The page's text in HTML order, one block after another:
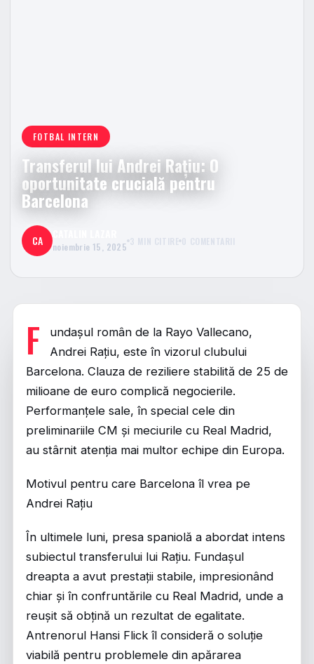
FOTBAL INTERN
Transferul lui Andrei Rațiu: O
oportunitate crucială pentru
Barcelona
CA noiembrie 15, 2025 3 MIN CITIRE 0 COMENTARII
F
undașul român de la Rayo Vallecano,
Andrei Rațiu, este în vizorul clubului
Barcelona. Clauza de reziliere stabilită de 25 de
milioane de euro complică negocierile.
Performanțele sale, în special cele din
preliminariile CM și meciurile cu Real Madrid,
au stârnit atenția mai multor echipe din Europa.
Motivul pentru care Barcelona îl vrea pe
Andrei Rațiu
În ultimele luni, presa spaniolă a abordat intens
subiectul transferului lui Rațiu. Fundașul
dreapta a avut prestații stabile, impresionând
chiar și în confruntările cu Real Madrid, unde a
reușit să obțină un rezultat de egalitate.
Antrenorul Hansi Flick îl consideră o soluție
viabilă pentru problemele din apărarea